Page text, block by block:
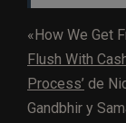
«How We Get
Flush With
Process’ de
Gandbhir y